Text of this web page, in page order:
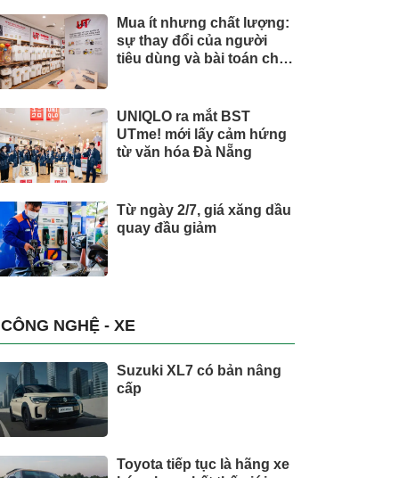
Mua ít nhưng chất lượng:
sự thay đổi của người
tiêu dùng và bài toán cho
UNIQLO ra mắt BST
UTme! mới lấy cảm hứng
từ văn hóa Đà Nẵng
Từ ngày 2/7, giá xăng dầu
quay đầu giảm
CÔNG NGHỆ - XE
Suzuki XL7 có bản nâng
cấp
Toyota tiếp tục là hãng xe